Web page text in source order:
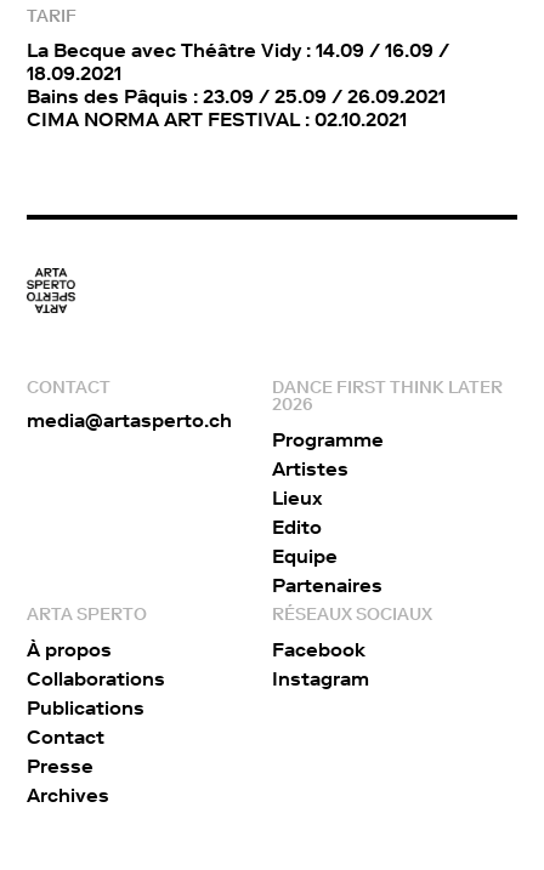
TARIF
La Becque avec Théâtre Vidy : 14.09 / 16.09 /
18.09.2021
Bains des Pâquis : 23.09 / 25.09 / 26.09.2021
CIMA NORMA ART FESTIVAL : 02.10.2021
CONTACT
media@artasperto.ch
DANCE FIRST THINK LATER
2026
Programme
Artistes
Lieux
Edito
Equipe
Partenaires
ARTA SPERTO
À propos
Collaborations
Publications
Contact
Presse
Archives
RÉSEAUX SOCIAUX
Facebook
Instagram